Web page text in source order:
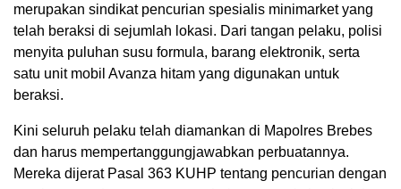
merupakan sindikat pencurian spesialis minimarket yang
telah beraksi di sejumlah lokasi. Dari tangan pelaku, polisi
menyita puluhan susu formula, barang elektronik, serta
satu unit mobil Avanza hitam yang digunakan untuk
beraksi.
Kini seluruh pelaku telah diamankan di Mapolres Brebes
dan harus mempertanggungjawabkan perbuatannya.
Mereka dijerat Pasal 363 KUHP tentang pencurian dengan